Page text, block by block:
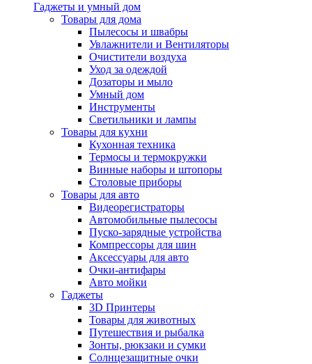
Гаджеты и умный дом
Товары для дома
Пылесосы и швабры
Увлажнители и Вентиляторы
Очистители воздуха
Уход за одеждой
Дозаторы и мыло
Умный дом
Инструменты
Светильники и лампы
Товары для кухни
Кухонная техника
Термосы и термокружки
Винные наборы и штопоры
Столовые приборы
Товары для авто
Видеорегистраторы
Автомобильные пылесосы
Пуско-зарядные устройства
Компрессоры для шин
Аксессуары для авто
Очки-антифары
Авто мойки
Гаджеты
3D Принтеры
Товары для животных
Путешествия и рыбалка
Зонты, рюкзаки и сумки
Солнцезащитные очки